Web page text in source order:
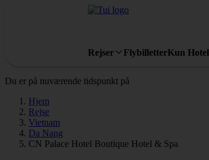
Rejser FlybilletterKun Hotel
Du er på nuværende tidspunkt på
Hjem
Rejse
Vietnam
Da Nang
CN Palace Hotel Boutique Hotel & Spa